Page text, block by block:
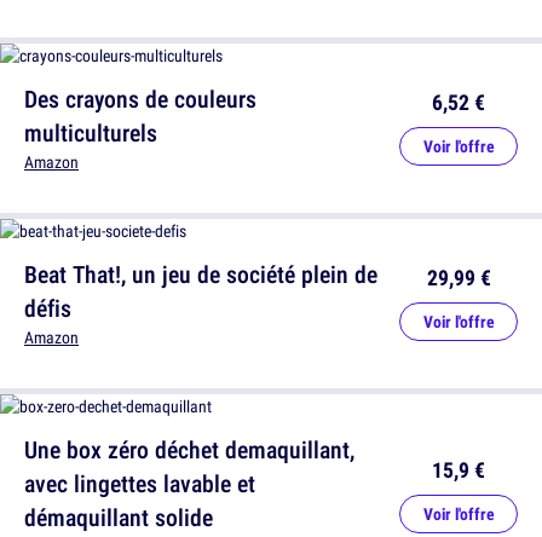
Beat That!, un jeu de société plein de
défis
Amazon
29,99 €
Voir l'offre
Des crayons de couleurs
multiculturels
Amazon
6,52 €
Voir l'offre
Une box zéro déchet demaquillant,
avec lingettes lavable et
démaquillant solide
15,9 €
Voir l'offre